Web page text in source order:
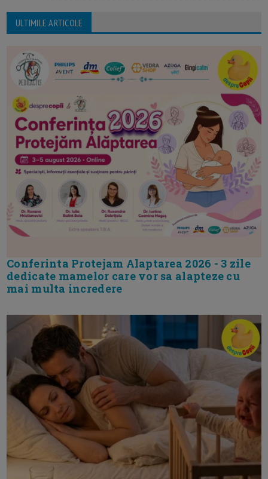
ULTIMILE ARTICOLE
Conferinta Protejam Alaptarea 2026 - 3 zile
dedicate mamelor care vor sa alapteze cu
mai multa incredere